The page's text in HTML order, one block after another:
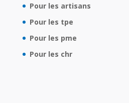
Pour les artisans
Pour les tpe
Pour les pme
Pour les chr